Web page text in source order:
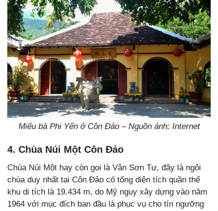
Miếu bà Phi Yến ở Côn Đảo – Nguồn ảnh: Internet
4. Chùa Núi Một Côn Đảo
Chùa Núi Một hay còn gọi là Vân Sơn Tự, đây là ngôi
chùa duy nhất tại Côn Đảo có tổng diện tích quần thể
khu di tích là 19.434 m, do Mỹ ngụy xây dựng vào năm
1964 với mục đích ban đầu là phục vụ cho tín ngưỡng